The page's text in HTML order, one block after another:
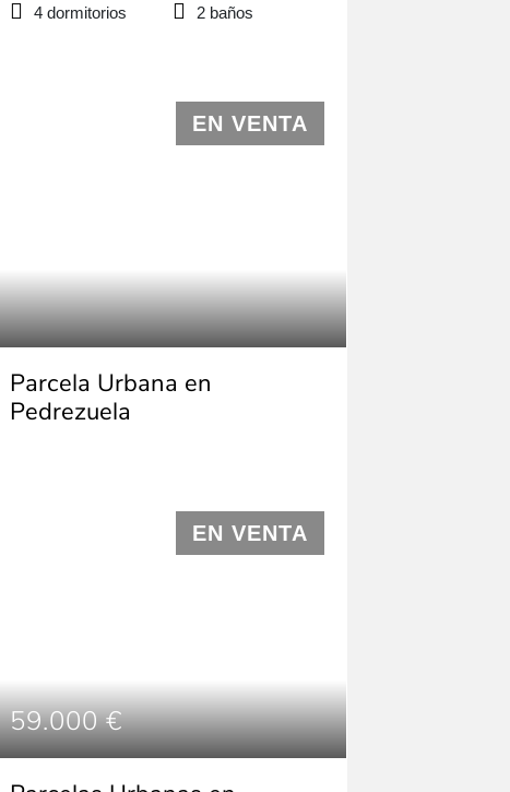
2 baños
4 dormitorios
EN VENTA
Parcela Urbana en
Pedrezuela
EN VENTA
59.000 €